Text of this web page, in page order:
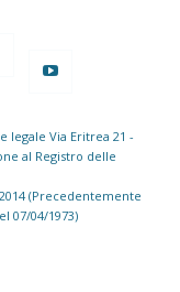
legale Via Eritrea 21 -
al Registro delle
(Precedentemente
07/04/1973)